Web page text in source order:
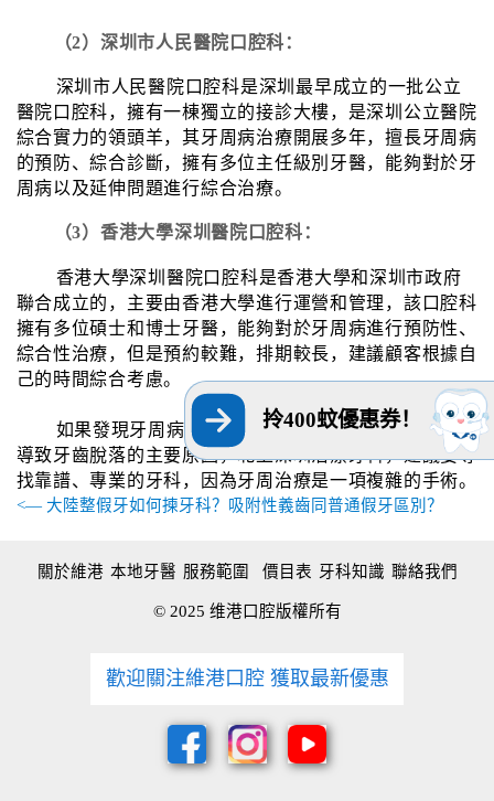
（2）深圳市人民醫院口腔科：
深圳市人民醫院口腔科是深圳最早成立的一批公立
醫院口腔科，擁有一棟獨立的接診大樓，是深圳公立醫院
綜合實力的領頭羊，其牙周病治療開展多年，擅長牙周病
的預防、綜合診斷，擁有多位主任級別牙醫，能夠對於牙
周病以及延伸問題進行綜合治療。
（3）香港大學深圳醫院口腔科：
香港大學深圳醫院口腔科是香港大學和深圳市政府
聯合成立的，主要由香港大學進行運營和管理，該口腔科
擁有多位碩士和博士牙醫，能夠對於牙周病進行預防性、
綜合性治療，但是預約較難，排期較長，建議顧客根據自
己的時間綜合考慮。
如果發現牙周病，建議要及時治療，因為牙周病是
導致牙齒脫落的主要原因，北上深圳治療牙科，建議要尋
找靠譜、專業的牙科，因為牙周治療是一項複雜的手術。
<— 大陸整假牙如何揀牙科？吸附性義齒同普通假牙區別？
關於維港 本地牙醫 服務範圍 價目表 牙科知識 聯絡我們
© 2025 维港口腔版權所有
歡迎關注維港口腔 獲取最新優惠
拎400蚊優惠券！